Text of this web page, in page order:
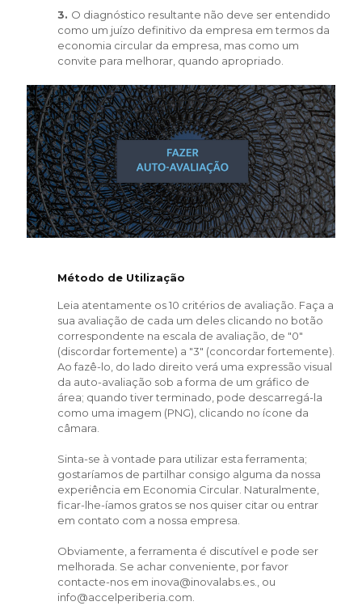
3. O diagnóstico resultante não deve ser entendido
como um juízo definitivo da empresa em termos da
economia circular da empresa, mas como um
convite para melhorar, quando apropriado.
Método de Utilização
Leia atentamente os 10 critérios de avaliação. Faça a
sua avaliação de cada um deles clicando no botão
correspondente na escala de avaliação, de "0"
(discordar fortemente) a "3" (concordar fortemente).
Ao fazê-lo, do lado direito verá uma expressão visual
da auto-avaliação sob a forma de um gráfico de
área; quando tiver terminado, pode descarregá-la
como uma imagem (PNG), clicando no ícone da
câmara.
Sinta-se à vontade para utilizar esta ferramenta;
gostaríamos de partilhar consigo alguma da nossa
experiência em Economia Circular. Naturalmente,
ficar-lhe-íamos gratos se nos quiser citar ou entrar
em contato com a nossa empresa.
Obviamente, a ferramenta é discutível e pode ser
melhorada. Se achar conveniente, por favor
contacte-nos em inova@inovalabs.es., ou
info@accelperiberia.com.